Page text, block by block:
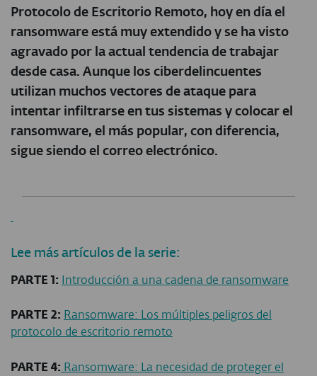
Protocolo de Escritorio Remoto, hoy en día el
ransomware está muy extendido y se ha visto
agravado por la actual tendencia de trabajar
desde casa. Aunque los ciberdelincuentes
utilizan muchos vectores de ataque para
intentar infiltrarse en tus sistemas y colocar el
ransomware, el más popular, con diferencia,
sigue siendo el correo electrónico.
Lee más artículos de la serie:
PARTE 1: Introducción a una cadena de ransomware
PARTE 2: Ransomware: Los múltiples peligros del
protocolo de escritorio remoto
PARTE 4: Ransomware: La necesidad de proteger el